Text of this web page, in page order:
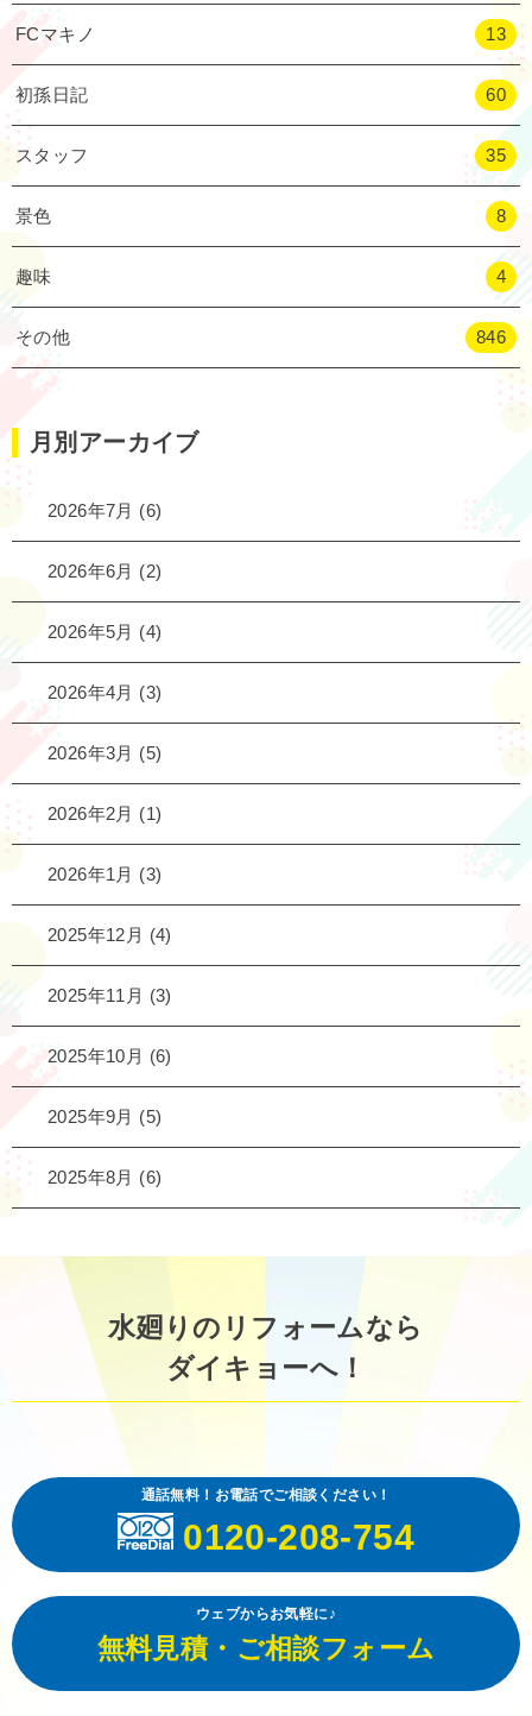
FCマキノ 13
初孫日記 60
スタッフ 35
景色 8
趣味 4
その他 846
月別アーカイブ
2026年7月 (6)
2026年6月 (2)
2026年5月 (4)
2026年4月 (3)
2026年3月 (5)
2026年2月 (1)
2026年1月 (3)
2025年12月 (4)
2025年11月 (3)
2025年10月 (6)
2025年9月 (5)
2025年8月 (6)
水廻りのリフォームなら
ダイキョーへ！
通話無料！お電話でご相談ください！
0120-208-754
ウェブからお気軽に♪
無料見積・ご相談フォーム